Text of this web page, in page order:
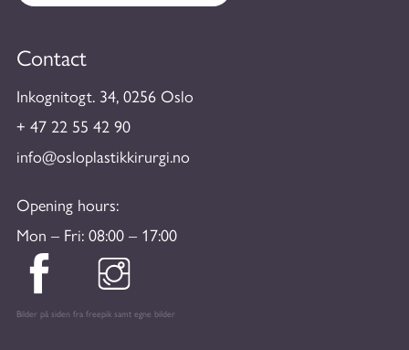
Contact
Inkognitogt. 34, 0256 Oslo
+ 47 22 55 42 90
info@osloplastikkirurgi.no
Opening hours:
Mon – Fri: 08:00 – 17:00
Bilder på siden fra freepik samt egne bilder